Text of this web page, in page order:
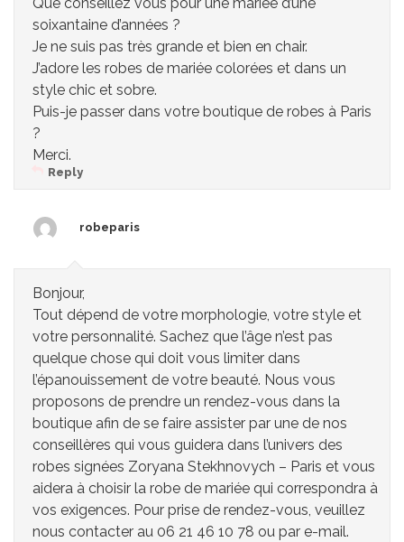
soixantaine d’années ?
Je ne suis pas très grande et bien en chair.
J’adore les robes de mariée colorées et dans un
style chic et sobre.
Puis-je passer dans votre boutique de robes à Paris
?
Merci.
Reply
robeparis
Bonjour,
Tout dépend de votre morphologie, votre style et
votre personnalité. Sachez que l’âge n’est pas
quelque chose qui doit vous limiter dans
l’épanouissement de votre beauté. Nous vous
proposons de prendre un rendez-vous dans la
boutique afin de se faire assister par une de nos
conseillères qui vous guidera dans l’univers des
robes signées Zoryana Stekhnovych – Paris et vous
aidera à choisir la robe de mariée qui correspondra à
vos exigences. Pour prise de rendez-vous, veuillez
nous contacter au 06 21 46 10 78 ou par e-mail.